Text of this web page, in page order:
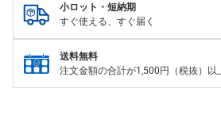
小ロット・短納期
すぐ使える、すぐ届く
送料無料
注文金額の合計が1,500円（税抜）以